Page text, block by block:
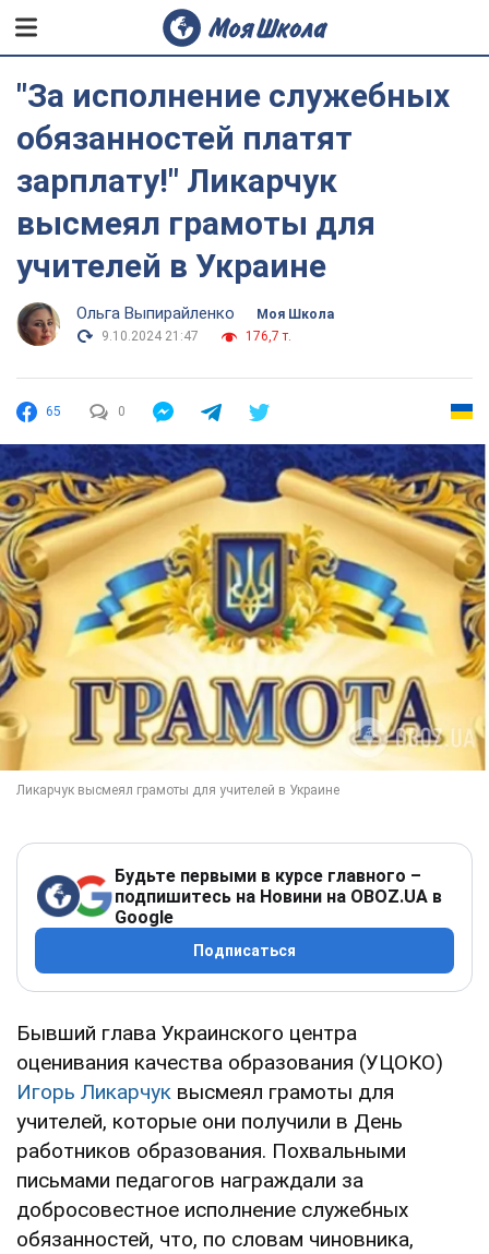
"За исполнение служебных
обязанностей платят
зарплату!" Ликарчук
высмеял грамоты для
учителей в Украине
Ольга Выпирайленко
Моя Школа
9.10.2024 21:47
176,7 т.
65 0
Будьте первыми в курсе главного –
подпишитесь на Новини на OBOZ.UA в
Google
Подписаться
Бывший глава Украинского центра
оценивания качества образования (УЦОКО)
Игорь Ликарчук высмеял грамоты для
учителей, которые они получили в День
работников образования. Похвальными
письмами педагогов награждали за
добросовестное исполнение служебных
обязанностей, что, по словам чиновника,